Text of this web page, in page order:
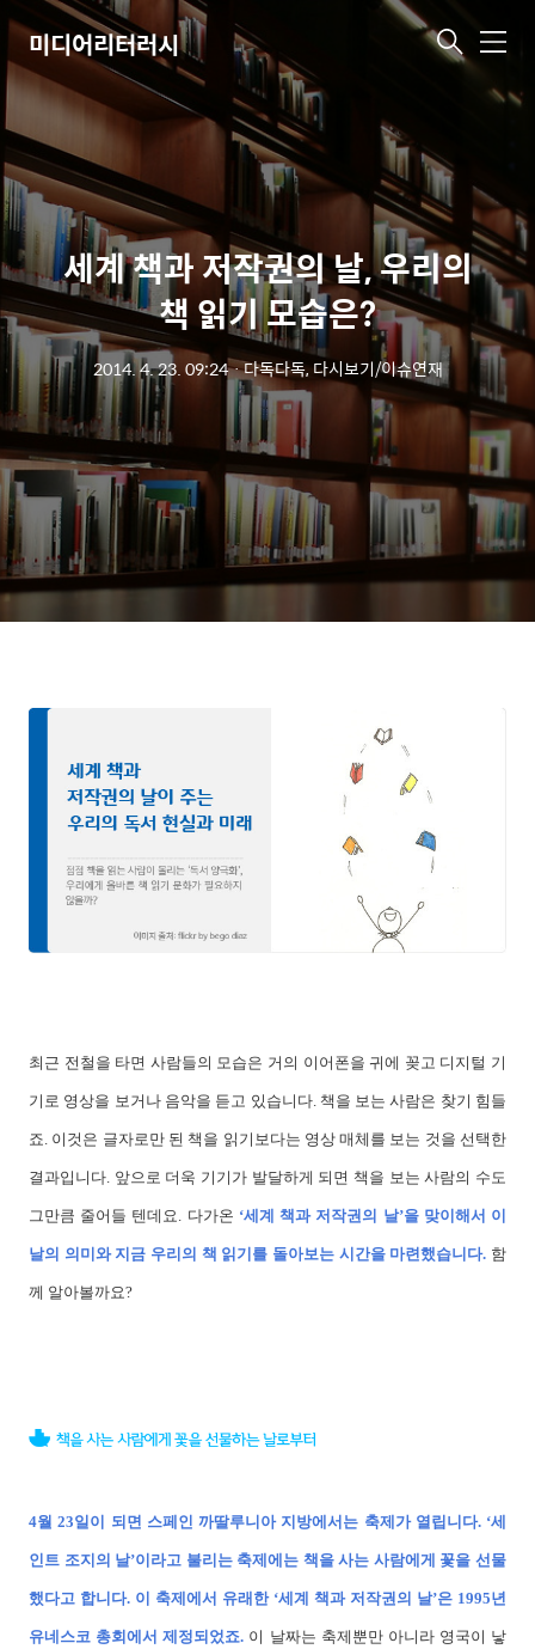
미디어리터러시 메
세계 책과 저작권의 날, 우리의
책 읽기 모습은?
2014. 4. 23. 09:24ㆍ다독다독, 다시보기/이슈연재
최근 전철을 타면 사람들의 모습은 거의 이어폰을 귀에 꽂고 디지털 기
기로 영상을 보거나 음악을 듣고 있습니다. 책을 보는 사람은 찾기 힘들
죠. 이것은 글자로만 된 책을 읽기보다는 영상 매체를 보는 것을 선택한
결과입니다. 앞으로 더욱 기기가 발달하게 되면 책을 보는 사람의 수도
그만큼 줄어들 텐데요. 다가온 ‘세계 책과 저작권의 날’을 맞이해서 이
날의 의미와 지금 우리의 책 읽기를 돌아보는 시간을 마련했습니다. 함
께 알아볼까요?
4월 23일이 되면 스페인 까딸루니아 지방에서는 축제가 열립니다. ‘세
인트 조지의 날’이라고 불리는 축제에는 책을 사는 사람에게 꽃을 선물
했다고 합니다. 이 축제에서 유래한 ‘세계 책과 저작권의 날’은 1995년
유네스코 총회에서 제정되었죠. 이 날짜는 축제뿐만 아니라 영국이 낳